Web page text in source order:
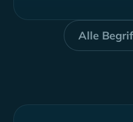
Alle